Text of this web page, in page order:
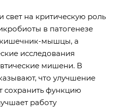
на критическую роль
в патогенезе
кишечник-мышцы, а
исследования
мишени. В
что улучшение
сохранить функцию
работу